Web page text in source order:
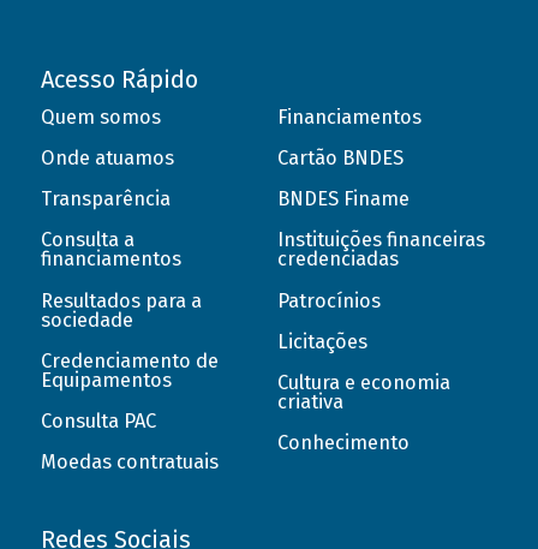
Acesso Rápido
Quem somos
Onde atuamos
Transparência
Consulta a
financiamentos
Resultados para a
sociedade
Credenciamento de
Equipamentos
Consulta PAC
Moedas contratuais
Financiamentos
Cartão BNDES
BNDES Finame
Instituições financeiras
credenciadas
Patrocínios
Licitações
Cultura e economia
criativa
Conhecimento
Redes Sociais